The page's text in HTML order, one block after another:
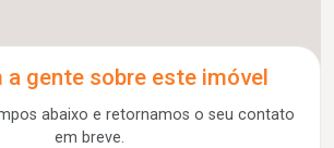
a gente sobre este imóvel
abaixo e retornamos o seu contato
em breve.